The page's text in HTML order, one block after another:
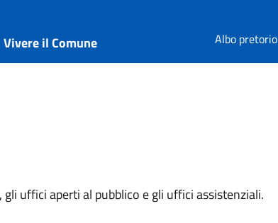
Vivere il Comune Albo pretorio
uffici aperti al pubblico e gli uffici assistenziali.